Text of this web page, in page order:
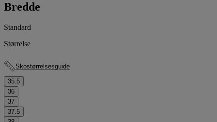
Bredde
Standard
Størrelse
Skostørrelsesguide
35.5
36
37
37.5